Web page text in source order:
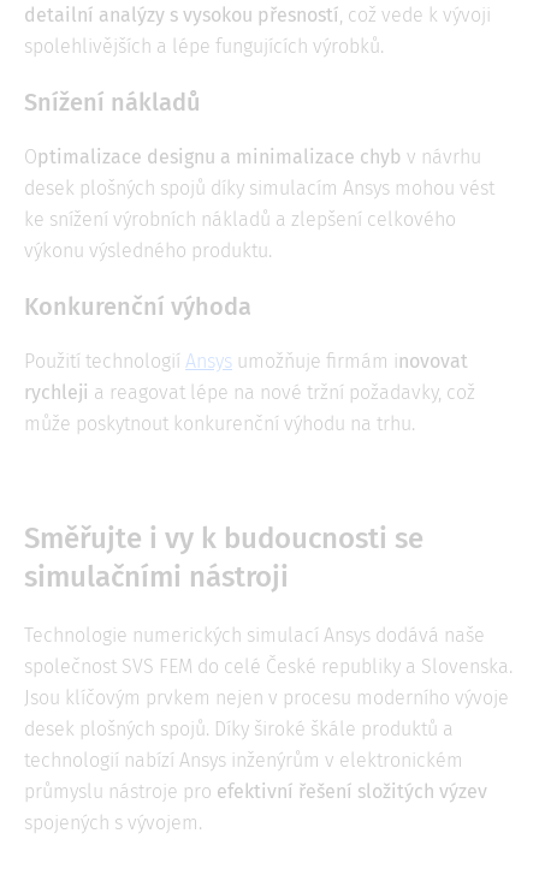
detailní analýzy s vysokou přesností, což vede k vývoji
spolehlivějších a lépe fungujících výrobků.
Snížení nákladů
Optimalizace designu a minimalizace chyb v návrhu
desek plošných spojů díky simulacím Ansys mohou vést
ke snížení výrobních nákladů a zlepšení celkového
výkonu výsledného produktu.
Konkurenční výhoda
Použití technologií Ansys umožňuje firmám inovovat
rychleji a reagovat lépe na nové tržní požadavky, což
může poskytnout konkurenční výhodu na trhu.
Směřujte i vy k budoucnosti se
simulačními nástroji
Technologie numerických simulací Ansys dodává naše
společnost SVS FEM do celé České republiky a Slovenska.
Jsou klíčovým prvkem nejen v procesu moderního vývoje
desek plošných spojů. Díky široké škále produktů a
technologií nabízí Ansys inženýrům v elektronickém
průmyslu nástroje pro efektivní řešení složitých výzev
spojených s vývojem.